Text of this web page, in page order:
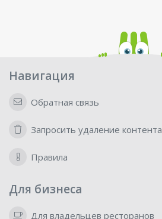
Навигация
Обратная связь
Запросить удаление контента
Правила
Для бизнеса
Для владельцев ресторанов